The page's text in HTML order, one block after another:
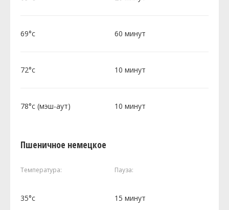
69°c 60 минут
72°c 10 минут
78°c (мэш-аут) 10 минут
Пшеничное немецкое
Температура: Пауза:
35°c 15 минут